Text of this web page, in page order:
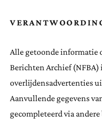
Alle getoonde informatie
Berichten Archief (NFBA)
overlijdensadvertenties
Aanvullende gegevens
gecompleteerd via